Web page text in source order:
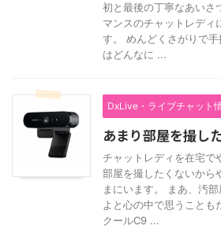
初と最後の丁寧なあい
マンスのチャットレディ
す。 めんどくさがりで
はどんなに ...
DxLive・ライブチャット
あまり部屋を撮し
チャットレディを在宅で
部屋を撮したくないから
まにいます。 まあ、汚
よと心の中で思うことも
クールC9 ...